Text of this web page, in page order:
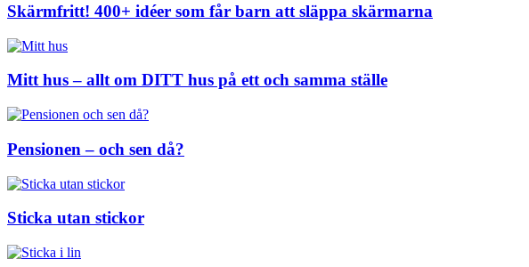
Skärmfritt! 400+ idéer som får barn att släppa skärmarna
Mitt hus – allt om DITT hus på ett och samma ställe
Pensionen – och sen då?
Sticka utan stickor